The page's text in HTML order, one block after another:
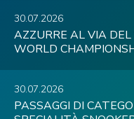
30.07.2026
AZZURRE AL VIA
WORLD
30.07.2026
PASSAGGI DI